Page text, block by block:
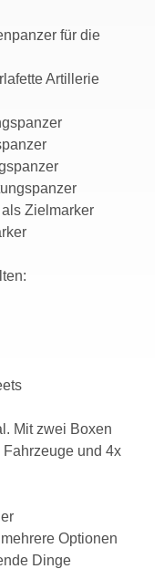
für die
Artillerie
Zielmarker
Mit zwei Boxen
und 4x
Optionen
Dinge